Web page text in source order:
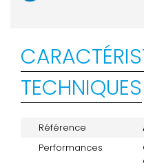
TECHNIQUES
Référence
Performances